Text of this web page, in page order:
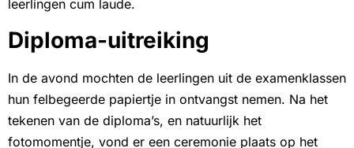
leerlingen cum laude.
Diploma-uitreiking
In de avond mochten de leerlingen uit de examenklassen
hun felbegeerde papiertje in ontvangst nemen. Na het
tekenen van de diploma’s, en natuurlijk het
fotomomentje, vond er een ceremonie plaats op het